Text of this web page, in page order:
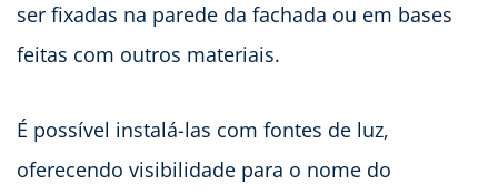
ser fixadas na parede da fachada ou em bases
feitas com outros materiais.
É possível instalá-las com fontes de luz,
oferecendo visibilidade para o nome do